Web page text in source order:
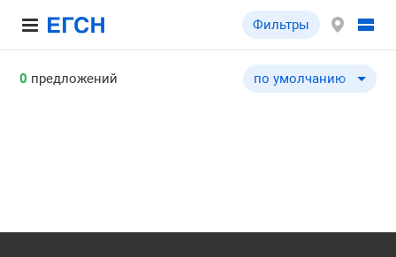
Фильтры
0 предложений по умолчанию
по умолчанию